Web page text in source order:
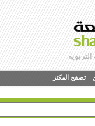
تصفح المكنز